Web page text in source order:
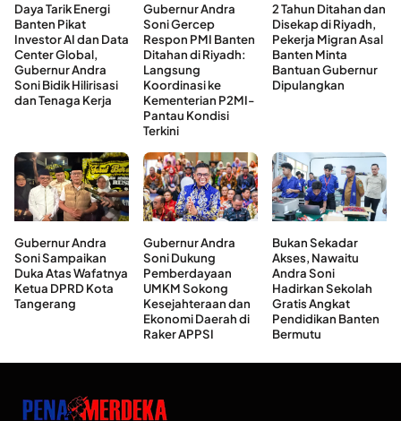
Daya Tarik Energi
Banten Pikat
Investor AI dan Data
Center Global,
Gubernur Andra
Soni Bidik Hilirisasi
dan Tenaga Kerja
Gubernur Andra
Soni Gercep
Respon PMI Banten
Ditahan di Riyadh:
Langsung
Koordinasi ke
Kementerian P2MI-
Pantau Kondisi
Terkini
2 Tahun Ditahan dan
Disekap di Riyadh,
Pekerja Migran Asal
Banten Minta
Bantuan Gubernur
Dipulangkan
Gubernur Andra
Soni Sampaikan
Duka Atas Wafatnya
Ketua DPRD Kota
Tangerang
Gubernur Andra
Soni Dukung
Pemberdayaan
UMKM Sokong
Kesejahteraan dan
Ekonomi Daerah di
Raker APPSI
Bukan Sekadar
Akses, Nawaitu
Andra Soni
Hadirkan Sekolah
Gratis Angkat
Pendidikan Banten
Bermutu